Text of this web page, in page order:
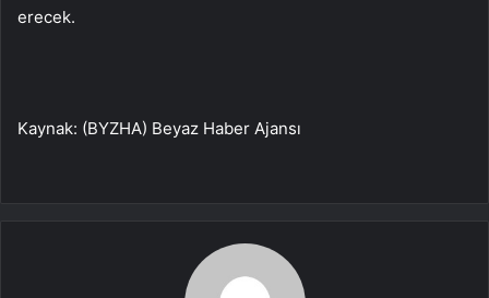
erecek.
Kaynak: (BYZHA) Beyaz Haber Ajansı